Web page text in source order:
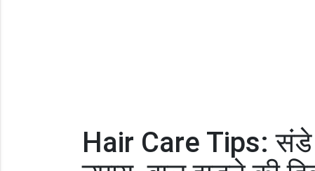
Hair Care Tips: